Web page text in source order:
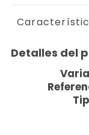
Detalles del